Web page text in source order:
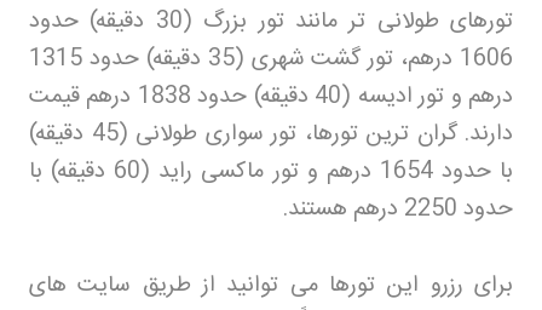
تورهای طولانی‌ تر مانند تور بزرگ (30 دقیقه) حدود
1606 درهم، تور گشت شهری (35 دقیقه) حدود 1315
درهم و تور ادیسه (40 دقیقه) حدود 1838 درهم قیمت
دارند. گران‌ ترین تورها، تور سواری طولانی (45 دقیقه)
با حدود 1654 درهم و تور ماکسی راید (60 دقیقه) با
حدود 2250 درهم هستند
.
برای رزرو این تورها می‌ توانید از طریق سایت‌ های